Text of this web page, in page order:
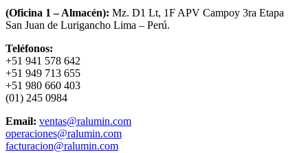
(Oficina 1 – Almacén): Mz. D1 Lt, 1F APV Campoy 3ra Etapa
San Juan de Lurigancho Lima – Perú.
Teléfonos:
+51 941 578 642
+51 949 713 655
+51 980 660 403
(01) 245 0984
Email: ventas@ralumin.com
operaciones@ralumin.com
facturacion@ralumin.com